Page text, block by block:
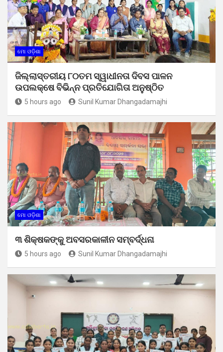
ମୋ ଓଡ଼ିଶା
ଜିଲ୍ଲାସ୍ତରୀୟ ୮୦ତମ ସ୍ୱାଧୀନତା ଦିବସ ପାଳନ
ଉପଲକ୍ଷେ ବିଭିନ୍ନ ପ୍ରତିଯୋଗିତା ଅନୁଷ୍ଠିତ
5 hours ago Sunil Kumar Dhangadamajhi
ମୋ ଓଡ଼ିଶା
୩ ଶିକ୍ଷକଙ୍କୁ ଅବସରକାଳୀନ ସମ୍ବର୍ଦ୍ଧନା
5 hours ago Sunil Kumar Dhangadamajhi